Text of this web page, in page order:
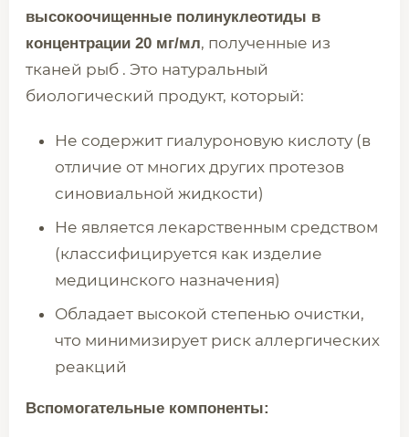
высокоочищенные полинуклеотиды в
концентрации 20 мг/мл, полученные из
тканей рыб . Это натуральный
биологический продукт, который:
Не содержит гиалуроновую кислоту (в
отличие от многих других протезов
синовиальной жидкости)
Не является лекарственным средством
(классифицируется как изделие
медицинского назначения)
Обладает высокой степенью очистки,
что минимизирует риск аллергических
реакций
Вспомогательные компоненты: